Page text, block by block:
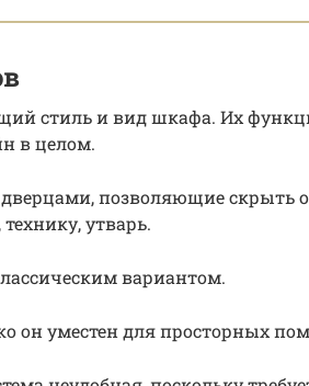
стиль и вид шкафа. Их
в целом.
позволяющие скрыть
утварь.
вариантом.
он уместен для просторных